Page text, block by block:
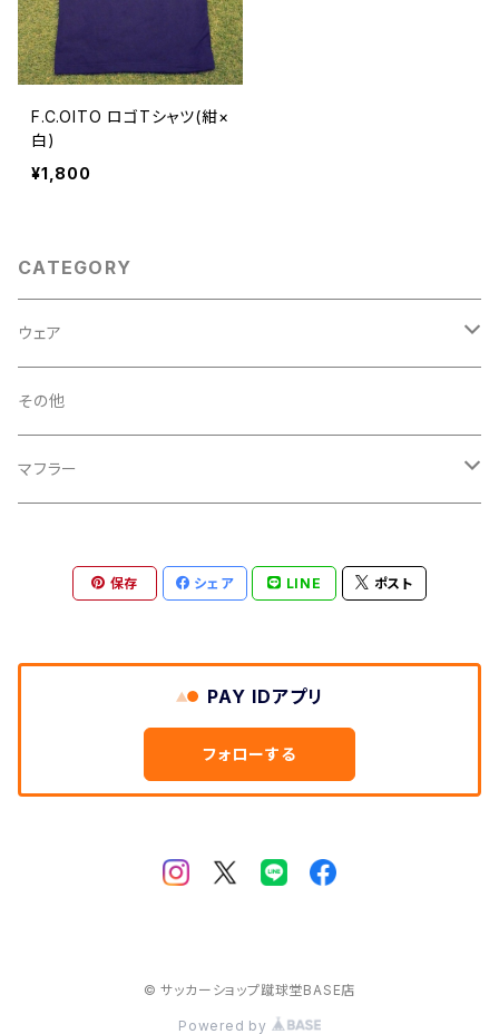
F.C.OITO ロゴTシャツ(紺×
白)
¥1,800
CATEGORY
ウェア
OCFC
ピンク
F.C.OITO
白
紺
その他
マフラー
ULTRAS
紺
保存 シェア LINE ポスト
PAY IDアプリ
フォローする
© サッカーショップ蹴球堂BASE店
Powered by